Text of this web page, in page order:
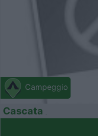
Campeggio
Cascata